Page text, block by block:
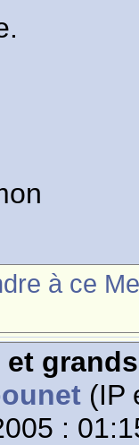
à ce
et
(IP
: